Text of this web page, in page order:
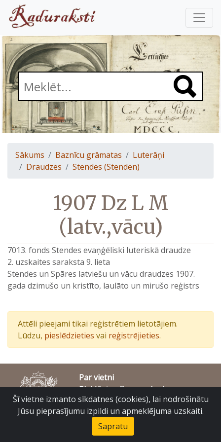
Sākums Baznīcu grāmatas
Luterāņi
Draudzes
Stendes (Stenden)
1907 Dz L M
(latv.,vācu)
7013. fonds Stendes evaņģēliski luteriskā draudze
2. uzskaites saraksta 9. lieta
Stendes un Spāres latviešu un vācu draudzes 1907.
gada dzimušo un kristīto, laulāto un mirušo reģistrs
Attēli pieejami tikai reģistrētiem lietotājiem.
Lūdzu, pieslēdzieties vai reģistrējieties.
Par vietni
Piekļūstamības paziņojums
© Latvijas Valsts vēstures arhīvs 2007-2026
Slokas iela 16, Rīga, LV – 1048
raduraksti@arhivi.gov.lv
Šī vietne izmanto sīkdatnes (cookies), lai nodrošinātu
Jūsu pieprasījumu izpildi un apmeklējuma uzskaiti.
Sapratu